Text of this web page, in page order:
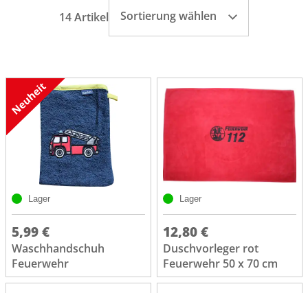
14 Artikel Sortierung wählen
Lager
5,99 €
Waschhandschuh
Feuerwehr
Lager
12,80 €
Duschvorleger rot
Feuerwehr 50 x 70 cm